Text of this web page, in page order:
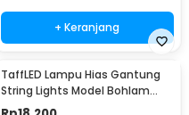
+ Keranjang
TaffLED Lampu Hias Gantung
String Lights Model Bohlam
Mini Waterproof 6M - ZYD0931